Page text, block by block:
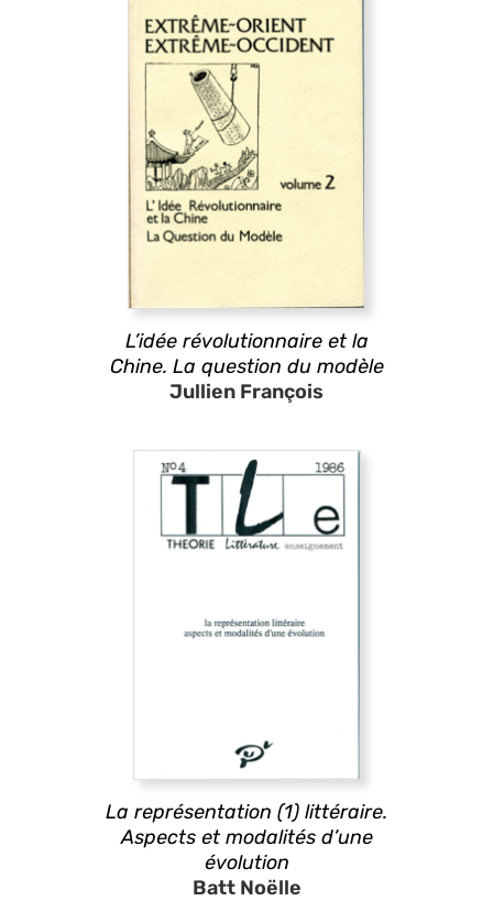
L’idée révolutionnaire et la
Chine. La question du modèle
Jullien François
La représentation (1) littéraire.
Aspects et modalités d’une
évolution
Batt Noëlle